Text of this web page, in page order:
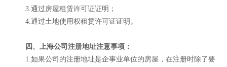
3.通过房屋租赁许可证证明；
4.通过土地使用权租赁许可证证明。
四、上海公司注册地址注意事项：
1.如果公司的注册地址是企事业单位的房屋，在注册时除了要